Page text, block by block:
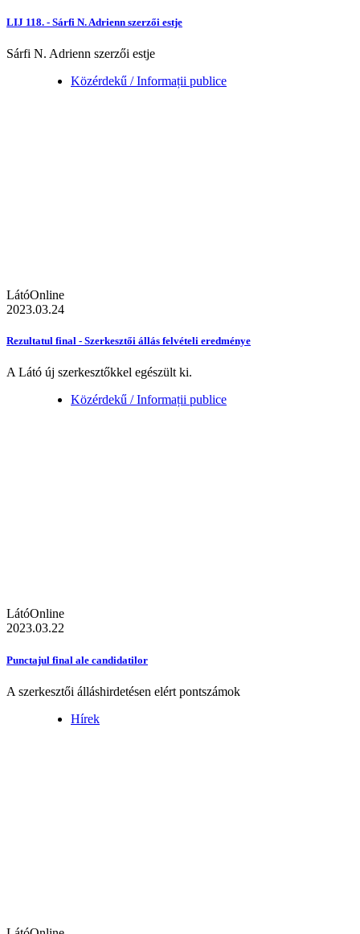
LIJ 118. - Sárfi N. Adrienn szerzői estje
Sárfi N. Adrienn szerzői estje
Közérdekű / Informații publice
LátóOnline
2023.03.24
Rezultatul final - Szerkesztői állás felvételi eredménye
A Látó új szerkesztőkkel egészült ki.
Közérdekű / Informații publice
LátóOnline
2023.03.22
Punctajul final ale candidatilor
A szerkesztői álláshirdetésen elért pontszámok
Hírek